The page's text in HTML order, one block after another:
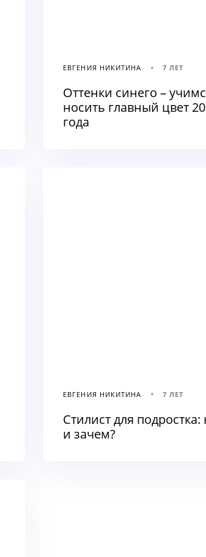
ЕВГЕНИЯ НИКИТИНА 7 ЛЕТ
Оттенки синего –
носить главный цвет
года
ЕВГЕНИЯ НИКИТИНА 7 ЛЕТ
Стилист для подростка:
и зачем?